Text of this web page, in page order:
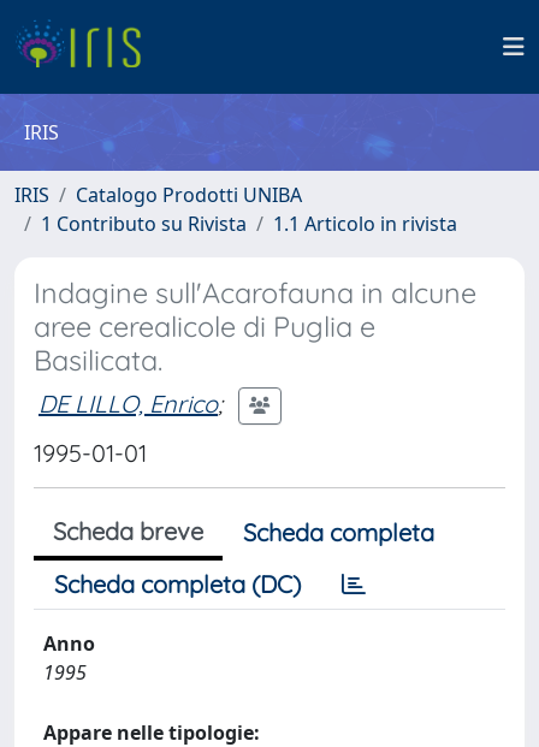
IRIS
IRIS
Catalogo Prodotti UNIBA
1 Contributo su Rivista
1.1 Articolo in rivista
Indagine sull'Acarofauna in alcune
aree cerealicole di Puglia e
Basilicata.
DE LILLO, Enrico;
1995-01-01
Scheda breve
Scheda completa
Scheda completa (DC)
Anno
1995
Appare nelle tipologie: